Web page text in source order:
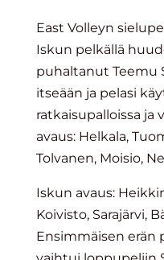
East Volleyn
Iskun pelkällä
puhaltanut Teemu
itseään ja pelasi
ratkaisupalloissa ja
avaus: Helkala,
Tolvanen, Moisio,
Iskun avaus:
Koivisto, Sarajärvi,
Ensimmäisen erän